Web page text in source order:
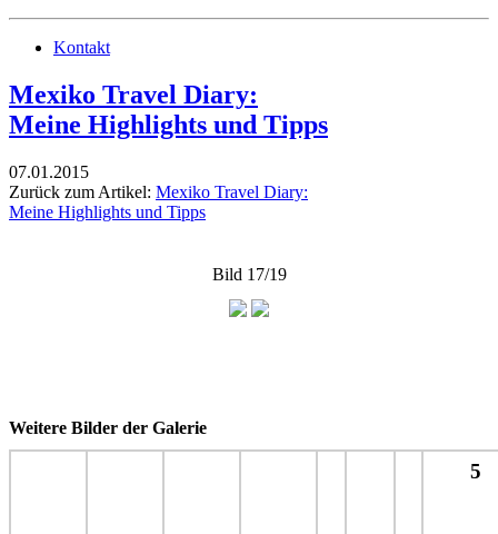
Kontakt
Mexiko Travel Diary:
Meine Highlights und Tipps
07.01.2015
Zurück zum Artikel: Mexiko Travel Diary:
Meine Highlights und Tipps
Bild 17/19
Weitere Bilder der Galerie
5